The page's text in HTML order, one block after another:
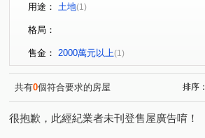
用途： 土地(1)
格局：
售金： 2000萬元以上(1)
共有0個符合要求的房屋 排序：
很抱歉，此經紀業者未刊登售屋廣告唷！